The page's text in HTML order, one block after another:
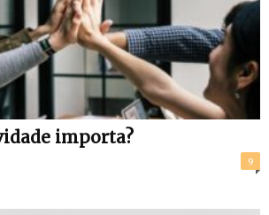
importa?
9